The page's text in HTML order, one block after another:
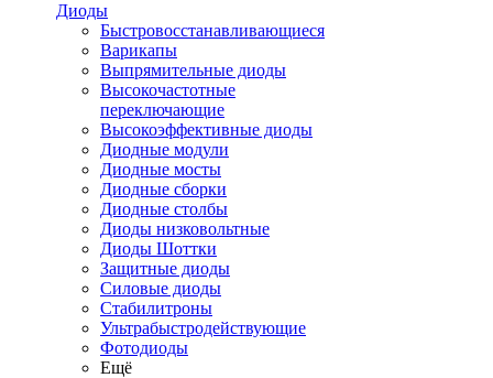
Диоды
Быстровосстанавливающиеся
Варикапы
Выпрямительные диоды
Высокочастотные
переключающие
Высокоэффективные диоды
Диодные модули
Диодные мосты
Диодные сборки
Диодные столбы
Диоды низковольтные
Диоды Шоттки
Защитные диоды
Силовые диоды
Стабилитроны
Ультрабыстродействующие
Фотодиоды
Ещё